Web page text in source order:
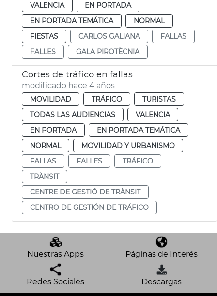
VALENCIA
EN PORTADA
EN PORTADA TEMÁTICA
NORMAL
FIESTAS
CARLOS GALIANA
FALLAS
FALLES
GALA PIROTÈCNIA
Cortes de tráfico en fallas
modificado hace 4 años
MOVILIDAD TRÁFICO
TURISTAS
TODAS LAS AUDIENCIAS
VALENCIA
EN PORTADA
EN PORTADA TEMÁTICA
NORMAL
MOVILIDAD Y URBANISMO
FALLAS
FALLES
TRÁFICO
TRÀNSIT
CENTRE DE GESTIÓ DE TRÀNSIT
CENTRO DE GESTIÓN DE TRÁFICO
Nuestras Apps Páginas de Interés
Redes Sociales Descargas